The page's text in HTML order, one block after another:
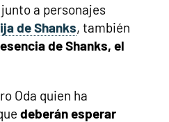
a personajes
de Shanks, también
de Shanks, el
Oda quien ha
deberán esperar